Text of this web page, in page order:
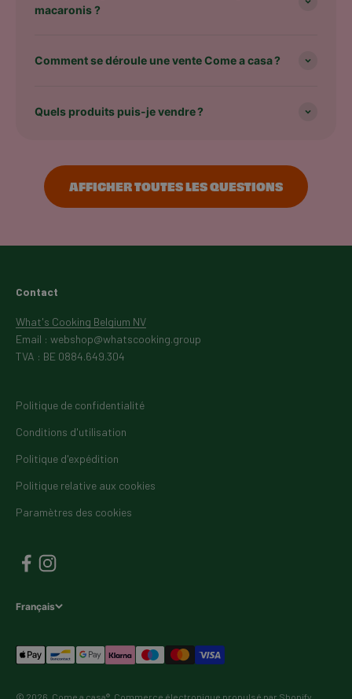
macaronis ?
Comment se déroule une vente Come a casa ?
Quels produits puis-je vendre ?
AFFICHER TOUTES LES QUESTIONS
Contact
What's Cooking Belgium NV
Email : webshop@whatscooking.group
TVA : BE 0884.649.304
Politique de confidentialité
Conditions d'utilisation
Politique d'expédition
Politique relative aux cookies
Paramètres des cookies
Français
© 2026, Come a casa®. Commerce électronique propulsé par Shopify